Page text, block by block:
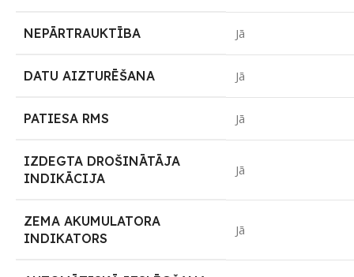
NEPĀRTRAUKTĪBA Jā
DATU AIZTURĒŠANA Jā
PATIESA RMS Jā
IZDEGTA DROŠINĀTĀJA
INDIKĀCIJA
Jā
ZEMA AKUMULATORA
INDIKATORS
Jā